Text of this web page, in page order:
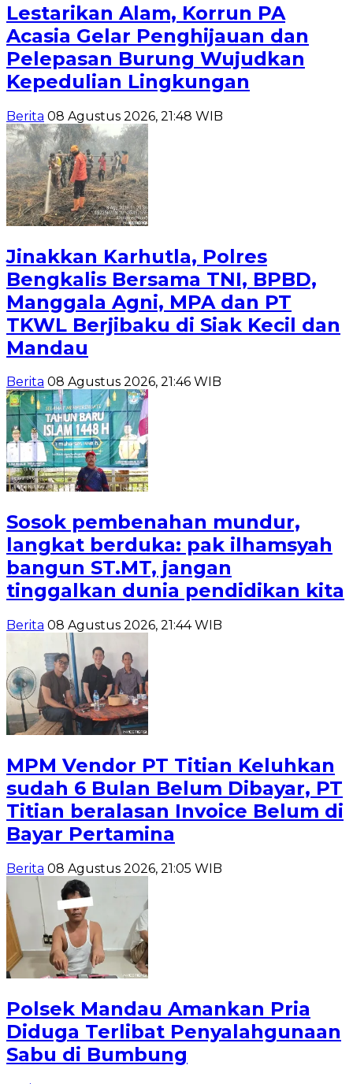
Lestarikan Alam, Korrun PA
Acasia Gelar Penghijauan dan
Pelepasan Burung Wujudkan
Kepedulian Lingkungan
Berita 08 Agustus 2026, 21:48 WIB
Jinakkan Karhutla, Polres
Bengkalis Bersama TNI, BPBD,
Manggala Agni, MPA dan PT
TKWL Berjibaku di Siak Kecil dan
Mandau
Berita 08 Agustus 2026, 21:46 WIB
Sosok pembenahan mundur,
langkat berduka: pak ilhamsyah
bangun ST.MT, jangan
tinggalkan dunia pendidikan kita
Berita 08 Agustus 2026, 21:44 WIB
MPM Vendor PT Titian Keluhkan
sudah 6 Bulan Belum Dibayar, PT
Titian beralasan Invoice Belum di
Bayar Pertamina
Berita 08 Agustus 2026, 21:05 WIB
Polsek Mandau Amankan Pria
Diduga Terlibat Penyalahgunaan
Sabu di Bumbung